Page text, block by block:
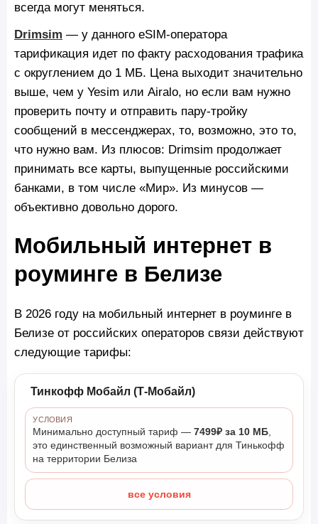
всегда могут меняться.
Drimsim — у данного eSIM-оператора
тарификация идет по факту расходования трафика
с округлением до 1 МБ. Цена выходит значительно
выше, чем у Yesim или Airalo, но если вам нужно
проверить почту и отправить пару-тройку
сообщений в мессенджерах, то, возможно, это то,
что нужно вам. Из плюсов: Drimsim продолжает
принимать все карты, выпущенные российскими
банками, в том числе «Мир». Из минусов —
объективно довольно дорого.
Мобильный интернет в
роуминге в Белизе
В 2026 году на мобильный интернет в роуминге в
Белизе от российских операторов связи действуют
следующие тарифы:
Тинкофф Мобайл (Т-Мобайл)
УСЛОВИЯ
Минимально доступный тариф —7499₽ за 10 МБ,
это единственный возможный вариант для Тинькофф
на территории Белиза
все условия